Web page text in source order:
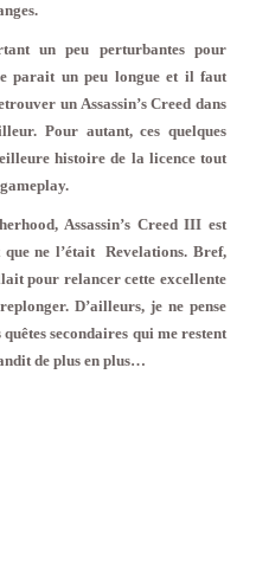
un peu perturbantes pour
parait un peu longue et il faut
un Assassin’s Creed dans
Pour autant, ces quelques
histoire de la licence tout
Assassin’s Creed III est
ne l’était Revelations. Bref,
pour relancer cette excellente
D’ailleurs, je ne pense
secondaires qui me restent
de plus en plus…